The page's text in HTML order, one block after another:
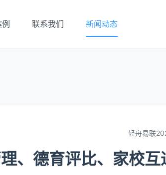
例 联系我们 新闻动态
轻舟易联
、德育评比、家校互